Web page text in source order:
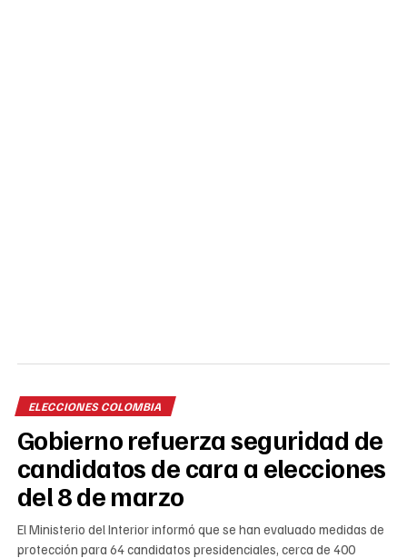
ELECCIONES COLOMBIA
Gobierno refuerza seguridad de
candidatos de cara a elecciones
del 8 de marzo
El Ministerio del Interior informó que se han evaluado medidas de
protección para 64 candidatos presidenciales, cerca de 400